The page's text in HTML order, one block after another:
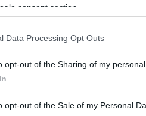
consent section.
Data Processing Opt Outs
opt-out of the Sharing of my personal
opt-out of the Sale of my Personal